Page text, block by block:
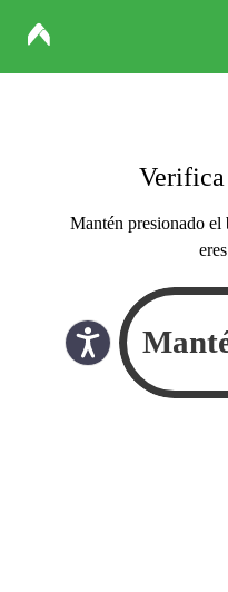
Mantén presionado